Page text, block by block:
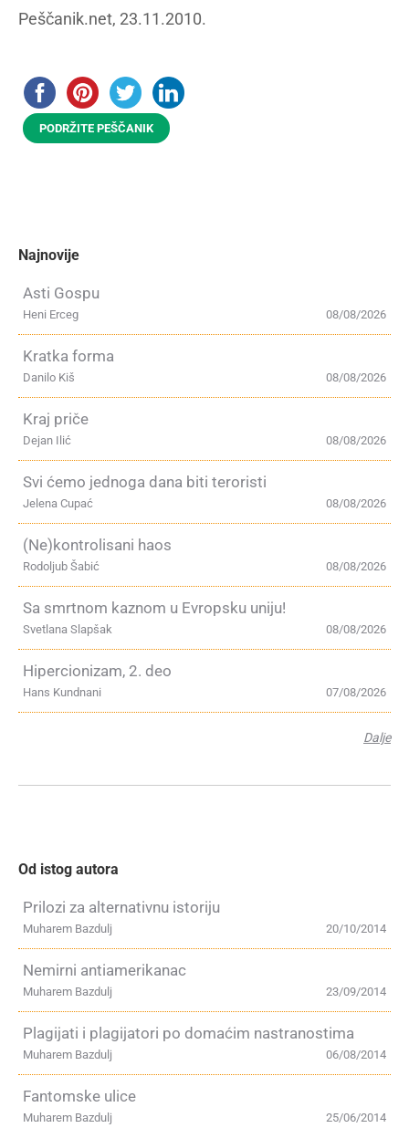
Peščanik.net, 23.11.2010.
PODRŽITE PEŠČANIK
Najnovije
Asti Gospu
08/08/2026
Heni Erceg
Kratka forma
08/08/2026
Danilo Kiš
Kraj priče
08/08/2026
Dejan Ilić
Svi ćemo jednoga dana biti teroristi
08/08/2026
Jelena Cupać
(Ne)kontrolisani haos
08/08/2026
Rodoljub Šabić
Sa smrtnom kaznom u Evropsku uniju!
08/08/2026
Svetlana Slapšak
Hipercionizam, 2. deo
07/08/2026
Hans Kundnani
Dalje
Od istog autora
Prilozi za alternativnu istoriju
20/10/2014
Muharem Bazdulj
Nemirni antiamerikanac
23/09/2014
Muharem Bazdulj
Plagijati i plagijatori po domaćim nastranostima
06/08/2014
Muharem Bazdulj
Fantomske ulice
25/06/2014
Muharem Bazdulj